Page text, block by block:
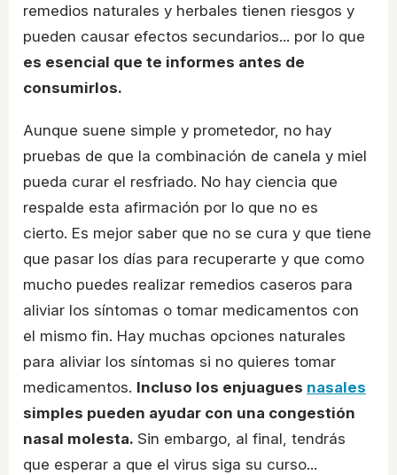
remedios naturales y herbales tienen riesgos y
pueden causar efectos secundarios... por lo que
es esencial que te informes antes de
consumirlos.
Aunque suene simple y prometedor, no hay
pruebas de que la combinación de canela y miel
pueda curar el resfriado. No hay ciencia que
respalde esta afirmación por lo que no es
cierto. Es mejor saber que no se cura y que tiene
que pasar los días para recuperarte y que como
mucho puedes realizar remedios caseros para
aliviar los síntomas o tomar medicamentos con
el mismo fin. Hay muchas opciones naturales
para aliviar los síntomas si no quieres tomar
medicamentos. Incluso los enjuagues nasales
simples pueden ayudar con una congestión
nasal molesta. Sin embargo, al final, tendrás
que esperar a que el virus siga su curso...